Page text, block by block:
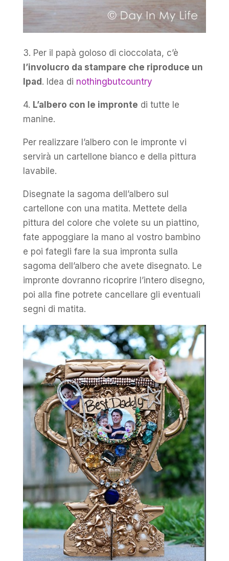
3. Per il papà goloso di cioccolata, c’è
l’involucro da stampare che riproduce un
Ipad . Idea di nothingbutcountry
4. L’albero con le impronte di tutte le
manine.
Per realizzare l’albero con le impronte vi
servirà un cartellone bianco e della pittura
lavabile.
Disegnate la sagoma dell’albero sul
cartellone con una matita. Mettete della
pittura del colore che volete su un piattino,
fate appoggiare la mano al vostro bambino
e poi fategli fare la sua impronta sulla
sagoma dell’albero che avete disegnato. Le
impronte dovranno ricoprire l’intero disegno,
poi alla fine potrete cancellare gli eventuali
segni di matita.